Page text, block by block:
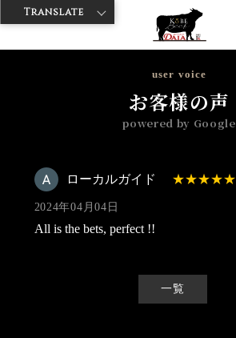
神戸牛ダイヤ > 神戸牛ダイア 雷門西店
user voice
お客様の声
powered by Google
ローカルガイド
2024年04月04日
All is the bets, perfect !!
一覧
Translate